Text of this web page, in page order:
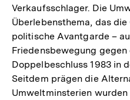
Verkaufsschlager. Die
Überlebensthema, das
politische Avantgarde –
Friedensbewegung gegen
Doppelbeschluss 1983 in
Seitdem prägen die
Umweltminsterien